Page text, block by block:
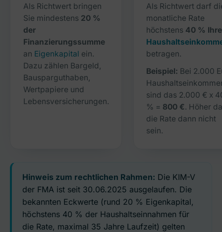
Als Richtwert bringen
Sie mindestens 20 %
der
Finanzierungssumme
an Eigenkapital ein.
Dazu zählen Bargeld,
Bausparguthaben,
Wertpapiere und
Lebensversicherungen.
Als Richtwert darf
monatliche Rate
höchstens 40 %
betragen.
Beispiel: Bei 2.000
sind das 2.000 € x
% = 800 €. Höher
die Rate dann nicht
sein.
Hinweis zum rechtlichen Rahmen: Die KIM-V
der FMA ist seit 30.06.2025 ausgelaufen. Die
bekannten Eckwerte (rund 20 % Eigenkapital,
höchstens 40 % der Haushaltseinnahmen für
die Rate, maximal 35 Jahre Laufzeit) gelten